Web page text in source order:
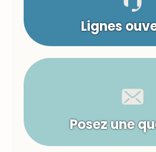
Lignes
Posez une